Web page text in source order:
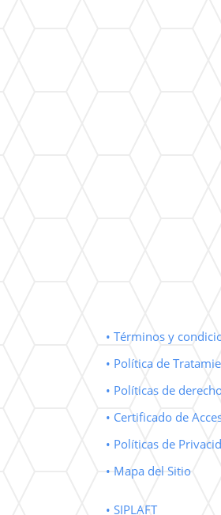
• Términos y
• Política de
• Políticas de
• Certificado de
• Políticas de
• Mapa del Sitio
• SIPLAFT